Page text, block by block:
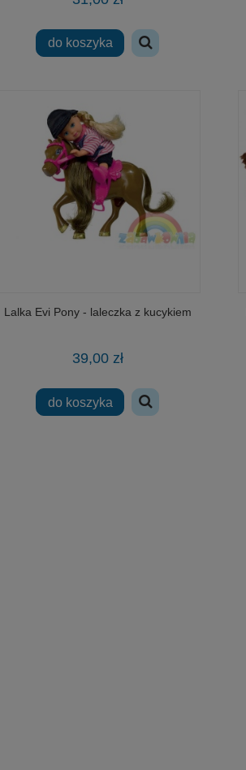
do koszyka
Lalka Evi Pony - laleczka z kucykiem
39,00 zł
do koszyka